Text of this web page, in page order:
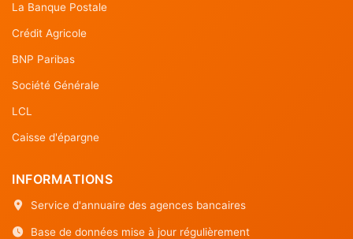
La Banque Postale
Crédit Agricole
BNP Paribas
Société Générale
LCL
Caisse d'épargne
INFORMATIONS
Service d'annuaire des agences bancaires
Base de données mise à jour régulièrement